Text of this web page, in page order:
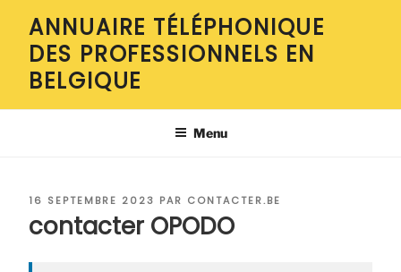
contenu
principal
ANNUAIRE TÉLÉPHONIQUE
DES PROFESSIONNELS EN
BELGIQUE
Menu
PUBLIÉ
16 SEPTEMBRE 2023 PAR CONTACTER.BE
contacter OPODO